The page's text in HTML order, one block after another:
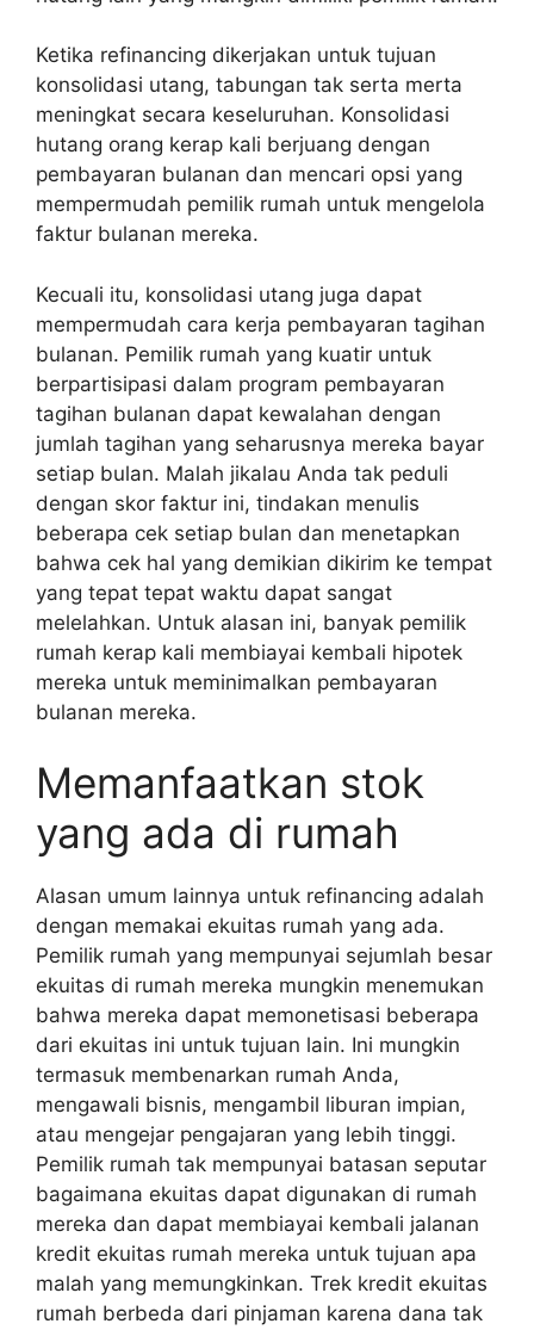
Ketika refinancing dikerjakan untuk tujuan
konsolidasi utang, tabungan tak serta merta
meningkat secara keseluruhan. Konsolidasi
hutang orang kerap kali berjuang dengan
pembayaran bulanan dan mencari opsi yang
mempermudah pemilik rumah untuk mengelola
faktur bulanan mereka.
Kecuali itu, konsolidasi utang juga dapat
mempermudah cara kerja pembayaran tagihan
bulanan. Pemilik rumah yang kuatir untuk
berpartisipasi dalam program pembayaran
tagihan bulanan dapat kewalahan dengan
jumlah tagihan yang seharusnya mereka bayar
setiap bulan. Malah jikalau Anda tak peduli
dengan skor faktur ini, tindakan menulis
beberapa cek setiap bulan dan menetapkan
bahwa cek hal yang demikian dikirim ke tempat
yang tepat tepat waktu dapat sangat
melelahkan. Untuk alasan ini, banyak pemilik
rumah kerap kali membiayai kembali hipotek
mereka untuk meminimalkan pembayaran
bulanan mereka.
Memanfaatkan stok
yang ada di rumah
Alasan umum lainnya untuk refinancing adalah
dengan memakai ekuitas rumah yang ada.
Pemilik rumah yang mempunyai sejumlah besar
ekuitas di rumah mereka mungkin menemukan
bahwa mereka dapat memonetisasi beberapa
dari ekuitas ini untuk tujuan lain. Ini mungkin
termasuk membenarkan rumah Anda,
mengawali bisnis, mengambil liburan impian,
atau mengejar pengajaran yang lebih tinggi.
Pemilik rumah tak mempunyai batasan seputar
bagaimana ekuitas dapat digunakan di rumah
mereka dan dapat membiayai kembali jalanan
kredit ekuitas rumah mereka untuk tujuan apa
malah yang memungkinkan. Trek kredit ekuitas
rumah berbeda dari pinjaman karena dana tak